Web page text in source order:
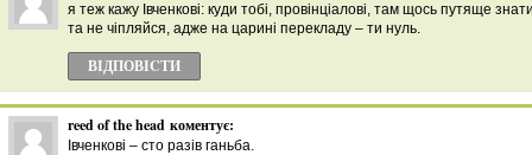
я теж кажу Івченкові: куди тобі, провінціалові, там щось путяще
та не чіпляйся, адже на царині перекладу – ти нуль.
ВІДПОВІCТИ
reed of the head коментує:
Івченкові – сто разів ганьба.